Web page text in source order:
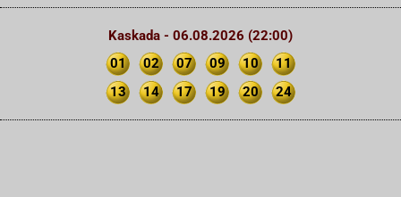
Kaskada - 06.08.2026 (22:00)
01
02 07 09 10
11
13
14 17 19 20 24